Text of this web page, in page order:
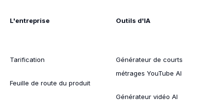
L'entreprise
Tarification
Feuille de route du produit
Outils d'IA
Générateur de courts
métrages YouTube AI
Générateur vidéo AI